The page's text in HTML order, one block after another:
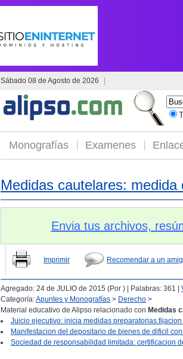
Sábado 08 de Agosto de 2026
Monografías Examenes
Medidas cautelares:
Envia tus archivos,
Imprimir Recomendar a un
Agregado: 24 de JULIO de 2015 (Por ) | Palabras: 361 |
Categoría:Apuntes y Monografías > Derecho >
Material educativo de Alipso relacionado con Medidas
Juicio ejecutivo: inicia medidas
Manifestacion del depositario de bienes de dificil
Sociedad de responsabilidad limitada: certificacion